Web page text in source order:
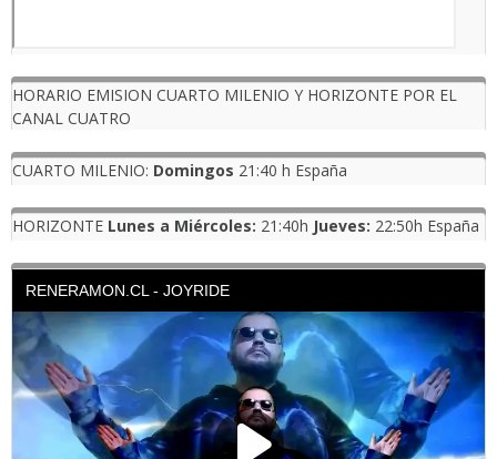
HORARIO EMISION CUARTO MILENIO Y HORIZONTE POR EL
CANAL CUATRO
CUARTO MILENIO: Domingos 21:40 h España
HORIZONTE Lunes a Miércoles: 21:40h Jueves: 22:50h España